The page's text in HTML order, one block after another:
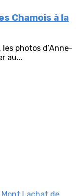
Chamois à la
photos d’Anne-
au...